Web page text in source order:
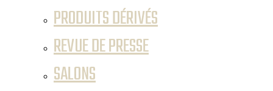
PRODUITS DÉRIVÉS
REVUE DE PRESSE
SALONS